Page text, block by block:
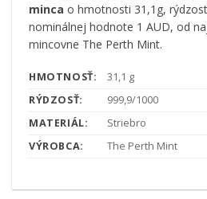
minca o hmotnosti 31,1g,
nominálnej hodnote 1 AUD, od
mincovne The Perth Mint.
HMOTNOSŤ:
31,1 g
RÝDZOSŤ:
999,9/1000
MATERIÁL:
Striebro
VÝROBCA:
The Perth Mint